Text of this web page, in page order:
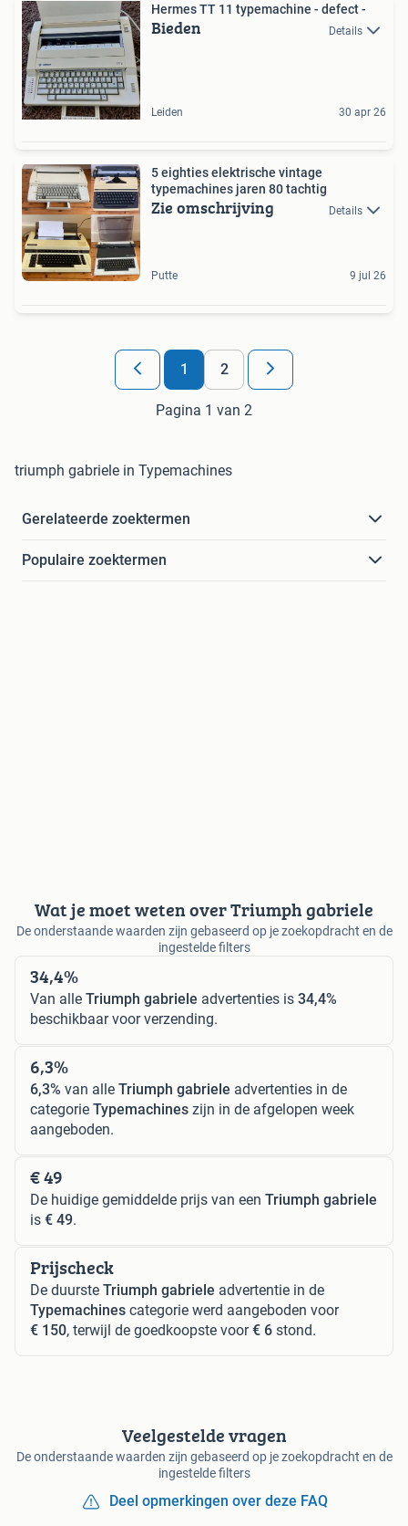
Hermes TT 11 typemachine - defect -
Bieden Details
Leiden 30 apr 26
5 eighties elektrische vintage
typemachines jaren 80 tachtig
Zie omschrijving Details
Putte 9 jul 26
1 2
Pagina 1 van 2
triumph gabriele in Typemachines
Gerelateerde zoektermen
Populaire zoektermen
Wat je moet weten over Triumph gabriele
De onderstaande waarden zijn gebaseerd op je zoekopdracht en de
ingestelde filters
34,4%
Van alle Triumph gabriele advertenties is 34,4%
beschikbaar voor verzending.
6,3%
6,3% van alle Triumph gabriele advertenties in de
categorie Typemachines zijn in de afgelopen week
aangeboden.
€ 49
De huidige gemiddelde prijs van een Triumph gabriele
is € 49.
Prijscheck
De duurste Triumph gabriele advertentie in de
Typemachines categorie werd aangeboden voor
€ 150, terwijl de goedkoopste voor€ 6 stond.
Veelgestelde vragen
De onderstaande waarden zijn gebaseerd op je zoekopdracht en de
ingestelde filters
Deel opmerkingen over deze FAQ